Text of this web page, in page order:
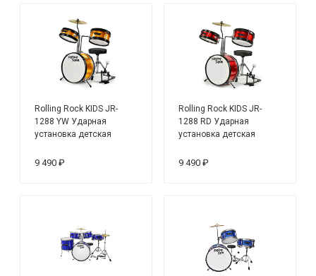
Rolling Rock KIDS JR-
1288 YW Ударная
установка детская
9 490 ₽
Rolling Rock KIDS JR-
1288 RD Ударная
установка детская
9 490 ₽